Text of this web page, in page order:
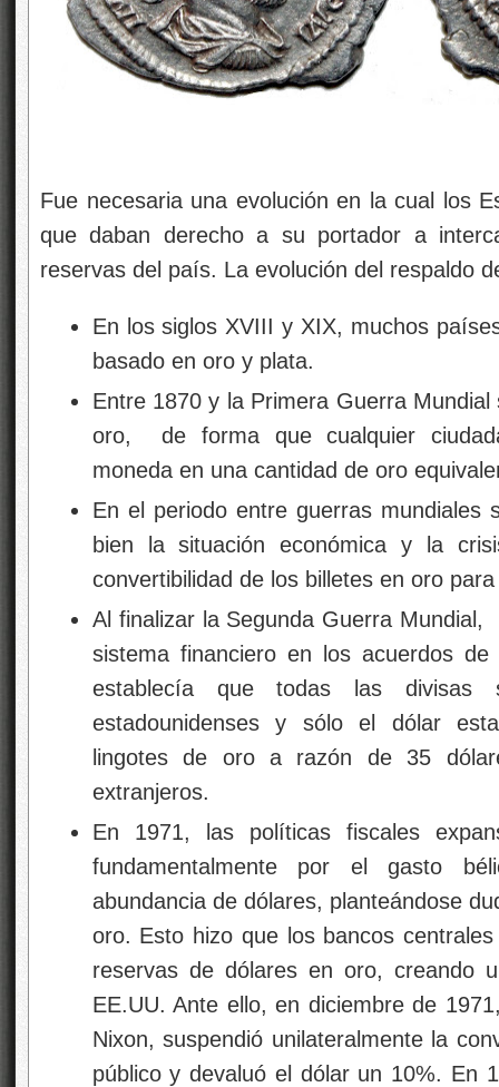
Fue necesaria una evolución en la cual los
que daban derecho a su portador a
reservas del país. La evolución del respaldo
En los siglos XVIII y XIX, muchos
basado en oro y plata.
Entre 1870 y la Primera Guerra
oro, de forma que cualquier
moneda en una cantidad de oro
En el periodo entre guerras
bien la situación económica y la
convertibilidad de los billetes en oro
Al finalizar la Segunda Guerra
sistema financiero en los acuerdos
establecía que todas las divisas
estadounidenses y sólo el dólar
lingotes de oro a razón de 35
extranjeros.
En 1971, las políticas fiscales
fundamentalmente por el gasto
abundancia de dólares, planteándose
oro. Esto hizo que los bancos
reservas de dólares en oro, creando
EE.UU. Ante ello, en diciembre de
Nixon, suspendió unilateralmente la
público y devaluó el dólar un 10%. En